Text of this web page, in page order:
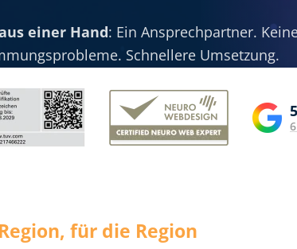
einer Hand: Ein Ansprechpartner.
Schnellere Umsetzung.
vereinbaren 06232 85915-11
für die Region